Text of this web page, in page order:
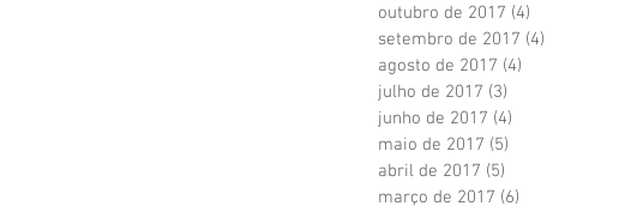
outubro de 2017 (4)
setembro de 2017 (4)
agosto de 2017 (4)
julho de 2017 (3)
junho de 2017 (4)
maio de 2017 (5)
abril de 2017 (5)
março de 2017 (6)